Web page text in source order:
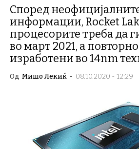
Според
информации, Rocket
процесорите треба да
во март 2021, а
изработени во 14nm
Од Мишо Лекиќ - 08.10.2020 - 12:29